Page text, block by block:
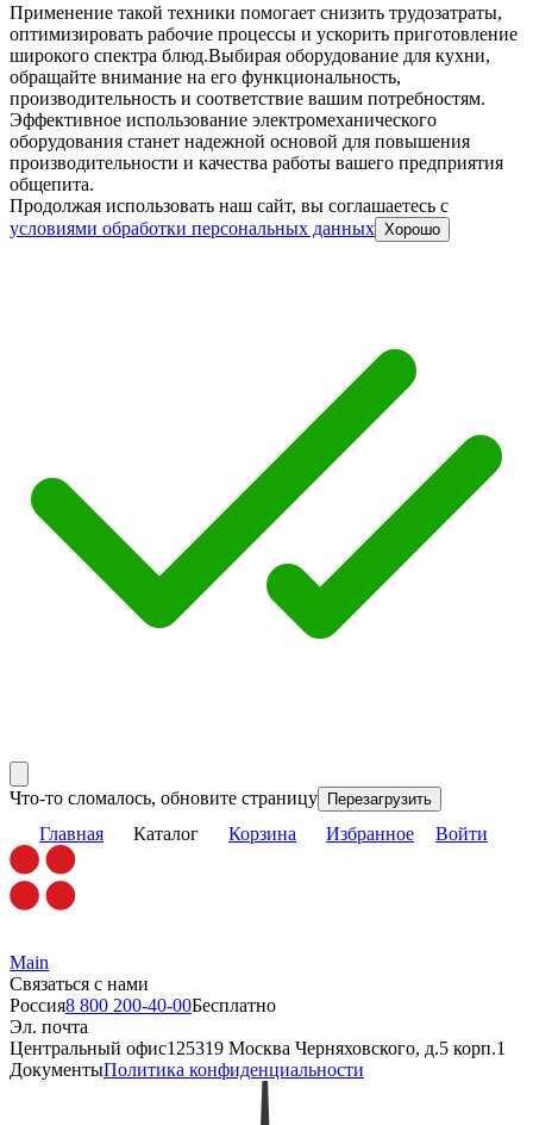
Применение такой техники помогает снизить трудозатраты,
оптимизировать рабочие процессы и ускорить приготовление
широкого спектра блюд.Выбирая оборудование для кухни,
обращайте внимание на его функциональность,
производительность и соответствие вашим потребностям.
Эффективное использование электромеханического
оборудования станет надежной основой для повышения
производительности и качества работы вашего предприятия
общепита.
Продолжая использовать наш сайт, вы соглашаетесь c
условиями обработки персональных данных Хорошо
Что-то сломалось, обновите страницу Перезагрузить
Главная Каталог Корзина Избранное Войти
Main
Связаться с нами
Россия8 800 200-40-00Бесплатно
Эл. почта
Центральный офис125319 Москва Черняховского, д.5 корп.1
ДокументыПолитика конфиденциальности